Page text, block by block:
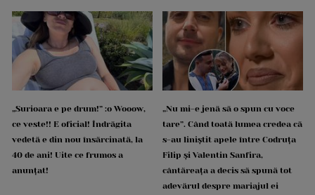
„Surioara e pe drum!” :o Wooow,
ce veste!! E oficial! Îndrăgita
vedetă e din nou însărcinată, la
40 de ani! Uite ce frumos a
anunțat!
„Nu mi-e jenă să o spun cu voce
tare”. Când toată lumea credea că
s-au liniștit apele între Codruța
Filip și Valentin Sanfira,
cântăreața a decis să spună tot
adevărul despre mariajul ei